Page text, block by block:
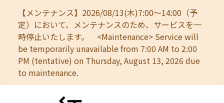
【メンテナンス】2026/08/13(木)7:00～14:00（予
定）において、メンテナンスのため、サービスを一
時停止いたします。 <Maintenance> Service will
be temporarily unavailable from 7:00 AM to 2:00
PM (tentative) on Thursday, August 13, 2026 due
to maintenance.